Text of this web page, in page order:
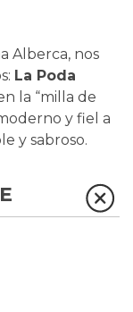
Alberca, nos
La Poda
la “milla de
y fiel a
y sabroso.